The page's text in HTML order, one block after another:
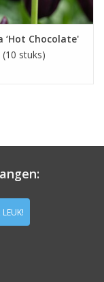
‘Hot Chocolate'
stuks)
LEUK!